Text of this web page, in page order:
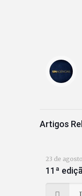
Artigos
23 de
11ª